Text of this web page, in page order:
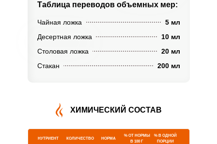
Таблица переводов объемных мер:
Чайная ложка
5 мл
Десертная ложка
10 мл
Столовая ложка
20 мл
Стакан
200 мл
ХИМИЧЕСКИЙ СОСТАВ
НУТРИЕНТ КОЛИЧЕСТВО НОРМА
% ОТ НОРМЫ
В 100 Г
% В ОДНОЙ
ПОРЦИИ